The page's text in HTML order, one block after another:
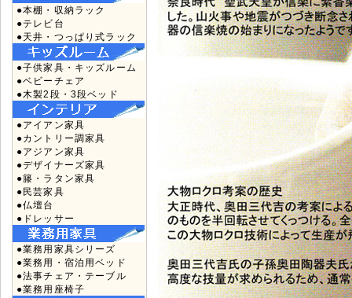
●本棚・収納ラック
●テレビ台
●天井・つっぱり式ラック
●子供家具・キッズルーム
●ベビーチェア
●木製2段・3段ベッド
●アイアン家具
●カントリー調家具
●アジアン家具
●デザイナーズ家具
●籐・ラタン家具
●民芸家具
●仏壇台
●ドレッサー
●業務用家具シリーズ
●業務用・宿泊用ベッド
●法事チェア・テーブル
●業務用座椅子